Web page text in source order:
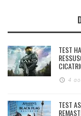
TEST
4
TEST